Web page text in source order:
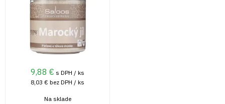
9,88 € s DPH / ks
8,03 € bez DPH / ks
Na sklade